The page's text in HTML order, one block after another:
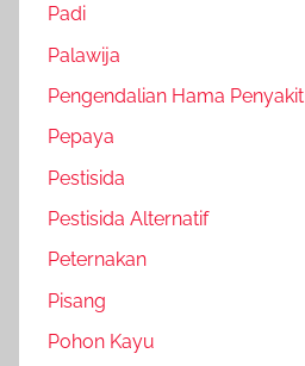
Padi
Palawija
Pengendalian Hama Penyakit
Pepaya
Pestisida
Pestisida Alternatif
Peternakan
Pisang
Pohon Kayu